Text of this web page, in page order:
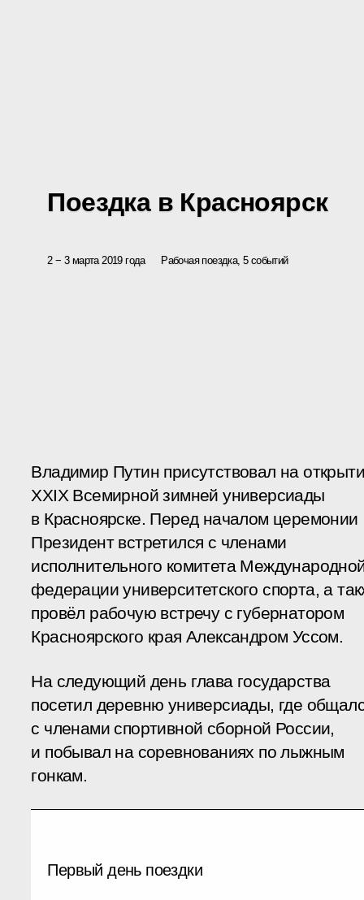
Поездка в Красноярск
2 − 3 марта 2019 года Рабочая поездка, 5 событий
Владимир Путин присутствовал на
XXIX Всемирной зимней универсиады
в Красноярске. Перед началом церемонии
Президент встретился с членами
исполнительного комитета
федерации университетского спорта, а
провёл рабочую встречу с губернатором
Красноярского края Александром Уссом.
На следующий день глава государства
посетил деревню универсиады, где
с членами спортивной сборной России,
и побывал на соревнованиях по лыжным
гонкам.
Первый день поездки